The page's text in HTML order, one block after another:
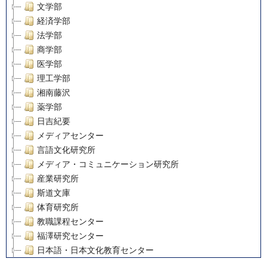
文学部
経済学部
法学部
商学部
医学部
理工学部
湘南藤沢
薬学部
日吉紀要
メディアセンター
言語文化研究所
メディア・コミュニケーション研究所
産業研究所
斯道文庫
体育研究所
教職課程センター
福澤研究センター
日本語・日本文化教育センター